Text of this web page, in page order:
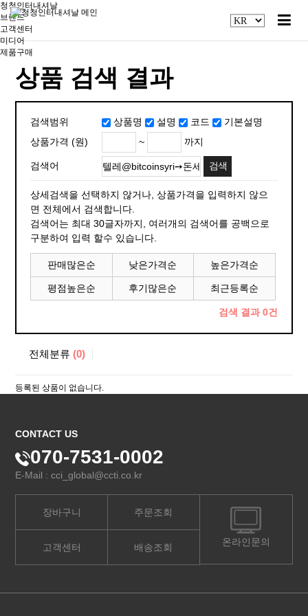
청청인터내셔날
브랜드
고객센터
미디어
제품구매
상품 검색 결과
검색범위 상품명 설명 코드
기본설명
상품가격 (원)
~ 까지
검색어
상세검색을 선택하지 않거나, 상품가격을 입력하지 않으
면 전체에서 검색합니다.
검색어는 최대 30글자까지, 여러개의 검색어를 공백으로
구분하여 입력 할수 있습니다.
판매많은순 낮은가격순 높은가격순
평점높은순 후기많은순 최근등록순
검색 결과0건
전체분류(0)
등록된 상품이 없습니다.
CONTACT US
070-7531-0002
E-Mail : cci_global@ccti.co.kr
장바구니
고객센터
주문조회
배송조회 온라인문의